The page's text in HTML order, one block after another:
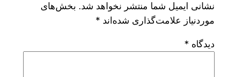
نشانی ایمیل شما منتشر نخواهد شد. بخش‌های
موردنیاز علامت‌گذاری شده‌اند *
دیدگاه *